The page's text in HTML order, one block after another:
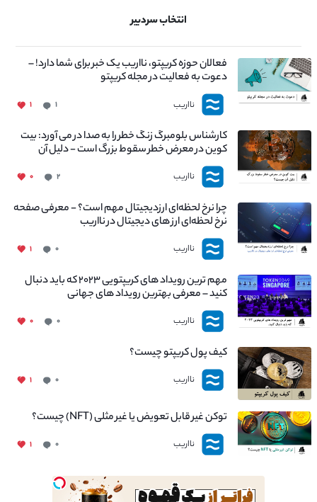
انتخاب سردبیر
فعالان حوزه کریپتو، نااریب یک خبر برای شما دارد! –
دعوت به فعالیت در مجله کریپتو
نااریب ۱ ۱
کارشناس بلومبرگ زنگ خطر را به صدا در می آورد: بیت
کوین در معرض خطر سقوط بزرگ است - دلیل آن
چیست؟
نااریب ۲ ۰
چرا نرخ لحظه‌ای ارزدیجیتال مهم است؟ - معرفی صفحه
نرخ لحظه‌ای ارز های دیجیتال در نااریب
نااریب ۰ ۱
مهم ترین رویداد های کریپتویی ۲۰۲۳ که باید دنبال
کنید – معرفی بهترین رویداد های جهانی
نااریب ۰ ۰
کیف پول کریپتو چیست؟
نااریب ۰ ۱
توکن غیر قابل تعویض یا غیر مثلی (NFT) چیست؟
نااریب ۰ ۱